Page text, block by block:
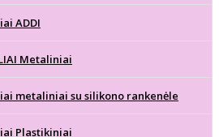
ADDI
Metaliniai
metaliniai su silikono rankenėle
Plastikiniai